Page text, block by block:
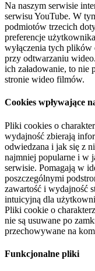
Na naszym serwisie
serwisu YouTube. W
podmiotów trzecich
preferencje
wyłączenia tych plików
przy odtwarzaniu
ich załadowanie, to nie
stronie wideo filmów.
Cookies wpływające
Pliki cookies o
wydajność zbierają
odwiedzana i jak się z
najmniej popularne i w
serwisie. Pomagają w
poszczególnymi
zawartość i wydajność
intuicyjną dla
Pliki cookie o
nie są usuwane po
przechowywane na
Funkcjonalne pliki